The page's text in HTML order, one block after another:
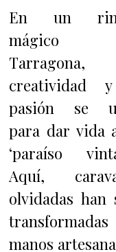
En un
mágico
creatividad
pasión se
para dar vida
‘paraíso
Aquí,
olvidadas han
manos